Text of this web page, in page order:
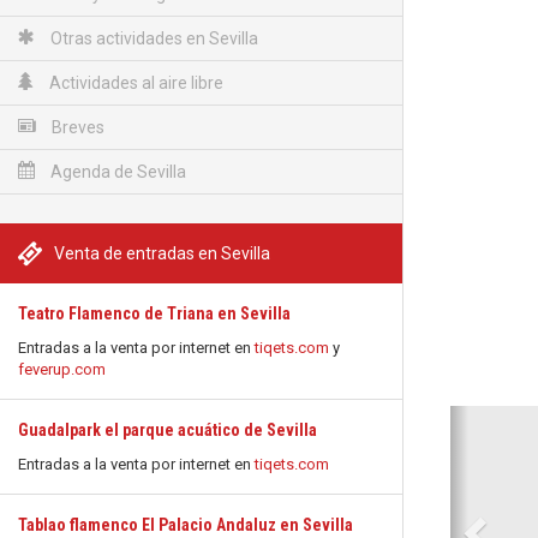
Otras actividades en Sevilla
Actividades al aire libre
Breves
Agenda de Sevilla
Venta de entradas en Sevilla
Teatro Flamenco de Triana en Sevilla
Entradas a la venta por internet entiqets.com y
feverup.com
Guadalpark el parque acuático de Sevilla
Entradas a la venta por internet entiqets.com
Tablao flamenco El Palacio Andaluz en Sevilla